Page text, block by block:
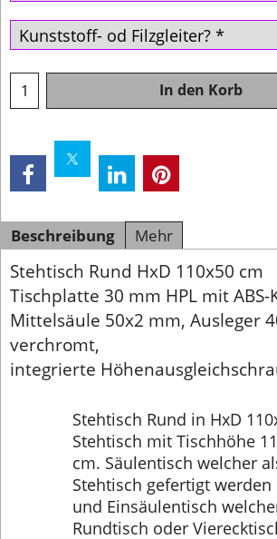
In den Korb
Beschreibung Mehr
Stehtisch Rund HxD 110x50 cm
Tischplatte 30 mm HPL mit ABS-
Mittelsäule 50x2 mm, Ausleger
verchromt,
integrierte
Stehtisch Rund in HxD
Stehtisch mit Tischhöhe
cm. Säulentisch welcher
Stehtisch gefertigt werden
und Einsäulentisch
Rundtisch oder